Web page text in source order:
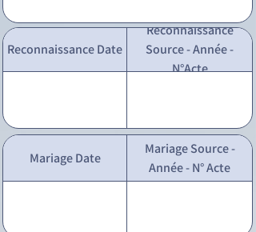
Reconnaissance Date
Reconnaissance
Source - Année -
N°Acte
Mariage Date
Mariage Source -
Année - N° Acte